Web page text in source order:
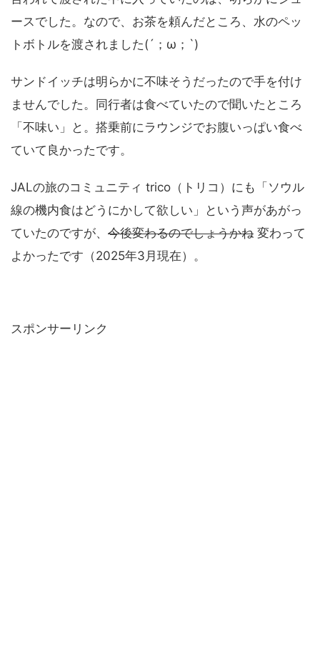
ースでした。なので、お茶を頼んだところ、水のペッ
トボトルを渡されました(´；ω；`)
サンドイッチは明らかに不味そうだったので手を付け
ませんでした。同行者は食べていたので聞いたところ
「不味い」と。搭乗前にラウンジでお腹いっぱい食べ
ていて良かったです。
JALの旅のコミュニティ trico（トリコ）にも「ソウル
線の機内食はどうにかして欲しい」という声があがっ
ていたのですが、 今後変わるのでしょうかね 変わって
よかったです（2025年3月現在）。
スポンサーリンク